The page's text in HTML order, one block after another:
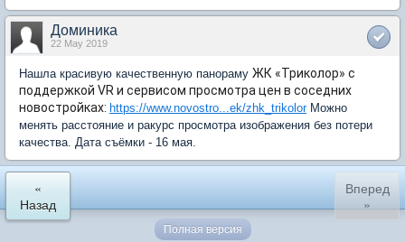
Доминика
22 May 2019
Нашла красивую качественную панораму ЖК «Триколор» с
поддержкой VR и сервисом просмотра цен в соседних
новостройках: https://www.novostro...ek/zhk_trikolorМожно
менять расстояние и ракурс просмотра изображения без потери
качества. Дата съёмки - 16 мая.
«
Назад
Вперед
»
Полная версия